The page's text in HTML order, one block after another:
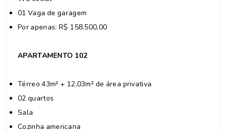
01 Vaga de garagem
Por apenas: R$ 158.500,00
APARTAMENTO 102
Térreo 43m² + 12,03m² de área privativa
02 quartos
Sala
Cozinha americana